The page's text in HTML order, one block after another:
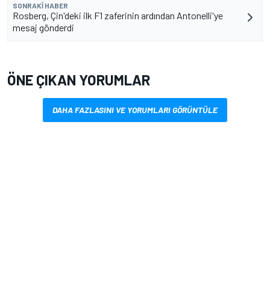
SONRAKI HABER
Rosberg, Çin'deki ilk F1 zaferinin ardından Antonelli'ye
mesaj gönderdi
ÖNE ÇIKAN YORUMLAR
DAHA FAZLASINI VE YORUMLARI GÖRÜNTÜLE